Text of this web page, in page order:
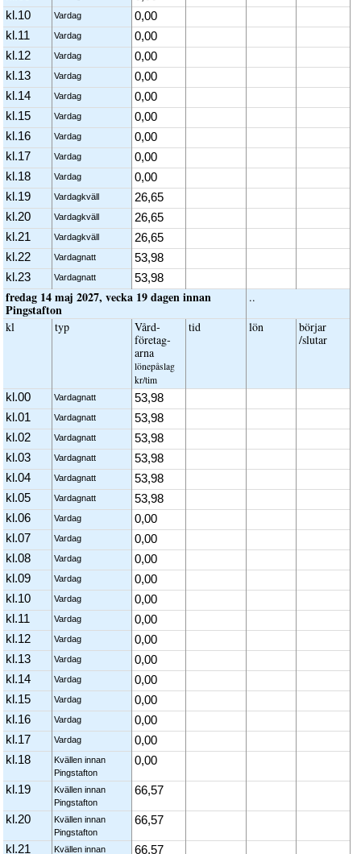
kl.10
Vardag
0,00
kl.11
Vardag
0,00
kl.12
Vardag
0,00
kl.13
Vardag
0,00
kl.14
Vardag
0,00
kl.15
Vardag
0,00
kl.16
Vardag
0,00
kl.17
Vardag
0,00
kl.18
Vardag
0,00
kl.19
Vardagkväll
26,65
kl.20
Vardagkväll
26,65
kl.21
Vardagkväll
26,65
kl.22
Vardagnatt
53,98
kl.23
Vardagnatt 53,98
fredag 14 maj 2027, vecka 19 dagen innan
Pingstafton
..
kl
typ
Vård­
företag­
arna
löne­påslag
kr/tim
tid lön
börjar
/slutar
kl.00 Vardagnatt
53,98
kl.01
Vardagnatt
53,98
kl.02
Vardagnatt
53,98
kl.03
Vardagnatt
53,98
kl.04
Vardagnatt
53,98
kl.05
Vardagnatt
53,98
kl.06
Vardag
0,00
kl.07
Vardag
0,00
kl.08
Vardag
0,00
kl.09
Vardag
0,00
kl.10
Vardag
0,00
kl.11
Vardag
0,00
kl.12
Vardag
0,00
kl.13
Vardag
0,00
kl.14
Vardag
0,00
kl.15
Vardag
0,00
kl.16
Vardag
0,00
kl.17
Vardag
0,00
kl.18
Kvällen innan
Pingstafton
0,00
kl.19
Kvällen innan
Pingstafton
66,57
kl.20
Kvällen innan
Pingstafton
66,57
kl.21
Kvällen innan
66,57